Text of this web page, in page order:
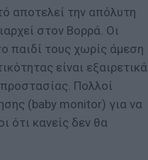
αποτελεί την απόλυτη
στον Βορρά. Οι
παιδί τους χωρίς άμεση
είναι εξαιρετικά
Πολλοί
(baby monitor) για να
ότι κανείς δεν θα